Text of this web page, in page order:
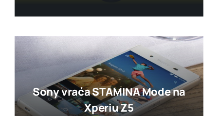
Sony vraća STAMINA Mode na
Xperiu Z5